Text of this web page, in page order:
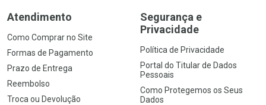
Atendimento
Como Comprar no Site
Formas de Pagamento
Prazo de Entrega
Reembolso
Troca ou Devolução
Segurança e
Privacidade
Política de Privacidade
Portal do Titular de Dados
Pessoais
Como Protegemos os Seus
Dados